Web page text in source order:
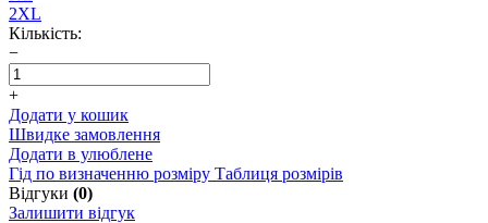
2XL
Кількість:
−
+
Додати у кошик
Швидке замовлення
Додати в улюблене
Гід по визначенню розміру Таблиця розмірів
Відгуки (0)
Залишити відгук